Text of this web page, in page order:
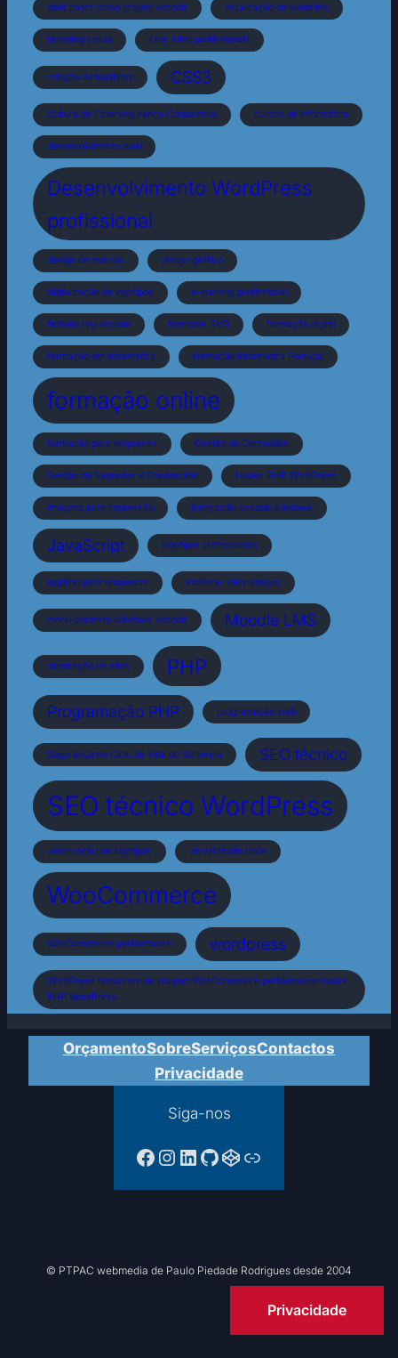
abrir pasta como projeto vscode atualização de websites
branding visual criar sites profissionais
criação de logótipos CSS3
Cultura de Cibersegurança Corporativa cursos de informática
desenvolvimento web
Desenvolvimento WordPress
profissional
design de marcas design gráfico
digitalização de logotipos e-learning profissional
ficheiro reg vscode formatos SVG formação digital
formação em informática formação informática Portugal
formação online
formação para empresas Gestão de Conteúdos
Gestão de Segredos e Credenciais Hooks PHP WordPress
imagens para impressão integração vscode windows
JavaScript logotipos profissionais
logótipo para empresas melhorar sites antigos
menu contexto windows vscode Moodle LMS
otimização de sites PHP
Programação PHP programação web
Segurança no Ciclo de Vida do Software SEO técnico
SEO técnico WordPress
vetorização de logótipos visual studio code
WooCommerce
WooCommerce performance wordpress
WordPress tamanhos de imagem WooCommerce performance hooks
PHP WordPress
OrçamentoSobreServiçosContactos
Privacidade
Siga-nos
Facebook da PTPAC
Instagram
LinkedIn
GitHub
CodePen
Ligação
© PTPAC webmedia de Paulo Piedade Rodrigues desde 2004
Privacidade